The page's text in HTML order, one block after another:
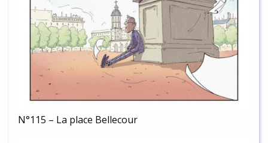
N°115 – La place Bellecour